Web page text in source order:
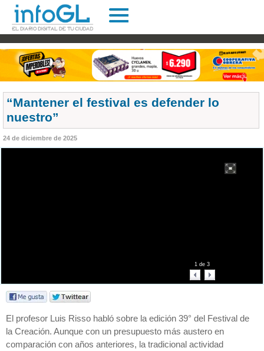
“Mantener el festival es defender lo
nuestro”
24 de diciembre de 2025
1de 3
El profesor Luis Risso habló sobre la edición 39° del Festival de
la Creación. Aunque con un presupuesto más austero en
comparación con años anteriores, la tradicional actividad